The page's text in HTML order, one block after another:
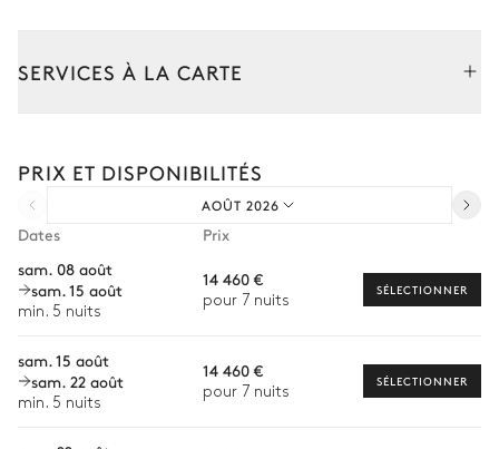
Vue sur la nature
Table
14 places
Cuisine
Vue sur la nature
2Réfrigérateurs
Cafetière à filtre
SERVICES À LA CARTE
Transfert à l'arrivée et au départ
Courses livrées avant l'arrivée
Chef à domicile
Bien-être à domicile
Babysitter
PRIX ET DISPONIBILITÉS
AOÛT 2026
Dates
Prix
sam. 08 août
sam. 15 août
min. 5 nuits
14 460 €
pour 7 nuits
SÉLECTIONNER
sam. 15 août
sam. 22 août
min. 5 nuits
14 460 €
pour 7 nuits
SÉLECTIONNER